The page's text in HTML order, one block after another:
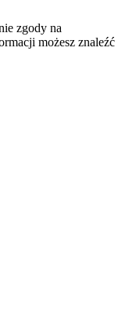
zgody na
możesz znaleźć